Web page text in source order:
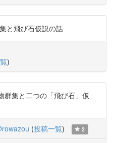
と飛び石仮説の話
)
集と二つの「飛び石」仮
(投稿一覧) 2